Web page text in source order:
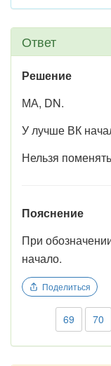
Ответ
Решение
МА, DN.
У лучше ВК
Нельзя
Пояснение
При
начало.
Поделиться
69 70